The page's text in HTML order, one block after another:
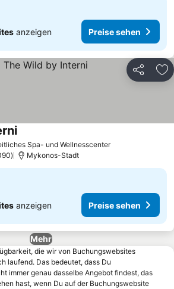
anzeigen Preise sehen
Teilen
Spa- und WellnesscenterPreise sehen
Preise sehen
Mykonos-Stadt
anzeigen Preise sehen
Mehr
die wir von Buchungswebsites
laufend. Das bedeutet, dass Du
immer genau dasselbe Angebot findest, das
hast, wenn Du auf der Buchungswebsite